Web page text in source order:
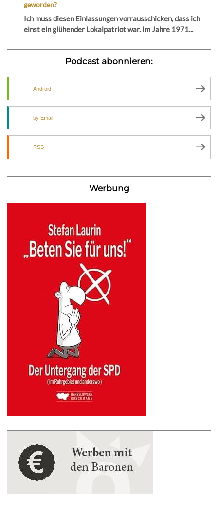
geworden?
Ich muss diesen Einlassungen vorrausschicken, dass ich
einst ein glühender Lokalpatriot war. Im Jahre 1971...
Podcast abonnieren:
Android
by Email
RSS
Werbung